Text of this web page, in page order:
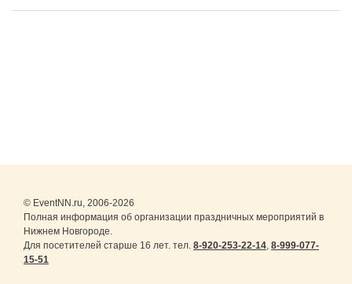
июля 2026 года.
© EventNN.ru, 2006-2026
Полная информация об организации праздничных мероприятий в
Нижнем Новгороде.
Для посетителей старше 16 лет. тел. 8-920-253-22-14, 8-999-077-
15-51